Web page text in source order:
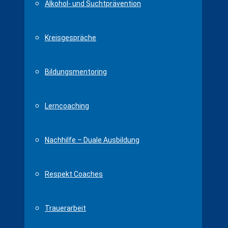
Alkohol- und Suchtprävention
Kreisgespräche
Bildungsmentoring
Lerncoaching
Nachhilfe – Duale Ausbildung
Respekt Coaches
Trauerarbeit